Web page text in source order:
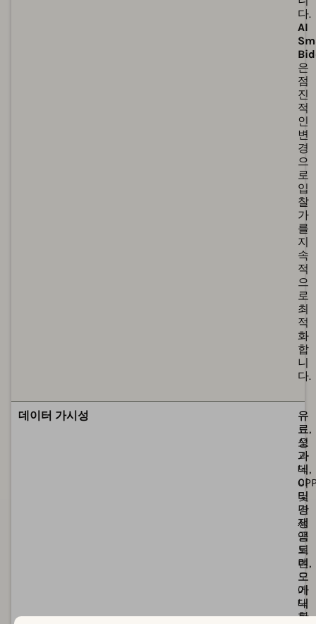
다.
AI
은
점
진
적
인
변
경
으
로
입
찰
가
를
지
속
적
으
로
최
적
화
합
니
다.
데이터 가시성 제
유
료
성
과
데
이
터
만
제
공
되
며,
오
가
닉
트
제
유
료,
오
가
닉,
및
경
쟁
앱
트
렌
드
에
대
한